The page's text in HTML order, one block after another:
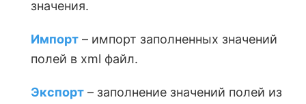
значения.
Импорт – импорт заполненных значений
полей в xml файл.
Экспорт – заполнение значений полей из